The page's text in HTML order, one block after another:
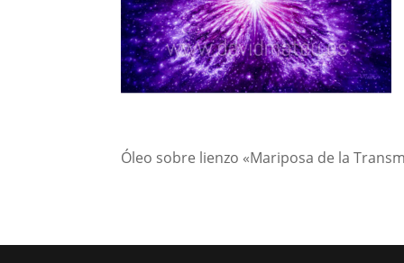
Óleo sobre lienzo «Mariposa de la